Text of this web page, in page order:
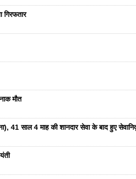
गिरफतार
मौत
41 साल 4 माह की शानदार सेवा के बाद हुए